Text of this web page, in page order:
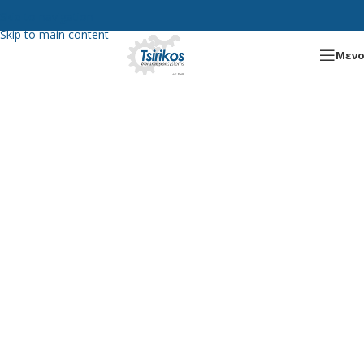
Skip to main content